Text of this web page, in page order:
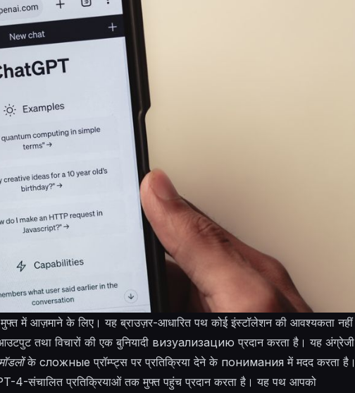
में आज़माने के लिए। यह ब्राउज़र-आधारित पथ कोई इंस्टॉलेशन की आवश्यकता नहीं
तथा विचारों की एक बुनियादी визуализацию प्रदान करता है। यह अंग्रेजी
मॉडलोंके сложные प्रॉम्प्ट्स पर प्रतिक्रिया देने के понимания में मदद करता है।
4-संचालित प्रतिक्रियाओं तक मुफ्त पहुंच प्रदान करता है। यह पथ आपको